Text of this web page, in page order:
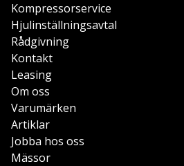
Kompressorservice
Hjulinställningsavtal
Rådgivning
Kontakt
Leasing
Om oss
Varumärken
Artiklar
Jobba hos oss
Mässor